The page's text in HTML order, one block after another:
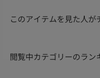
このアイテムを見た人
閲覧中カテゴリーのラン